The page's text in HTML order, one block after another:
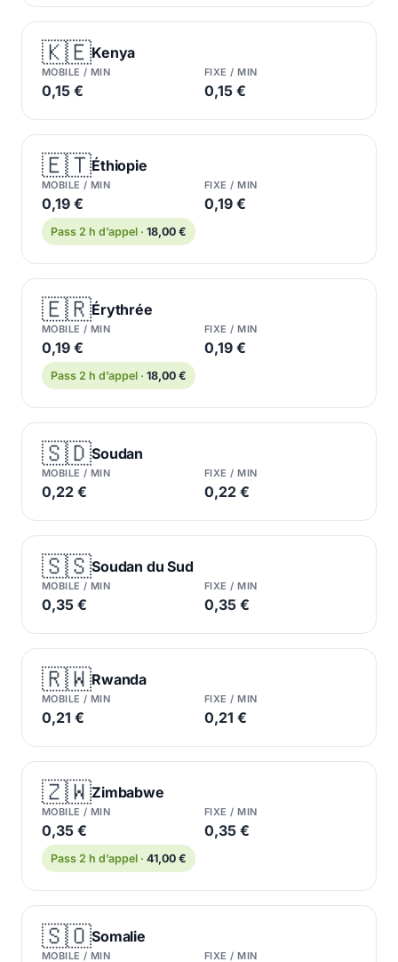
🇰🇪Kenya
MOBILE / MIN
0,15 €
FIXE / MIN
0,15 €
🇪🇹Éthiopie
MOBILE / MIN
0,19 €
FIXE / MIN
0,19 €
Pass 2 h d’appel · 18,00 €
🇪🇷Érythrée
MOBILE / MIN
0,19 €
FIXE / MIN
0,19 €
Pass 2 h d’appel · 18,00 €
🇸🇩Soudan
MOBILE / MIN
0,22 €
FIXE / MIN
0,22 €
🇸🇸Soudan du Sud
MOBILE / MIN
0,35 €
FIXE / MIN
0,35 €
🇷🇼Rwanda
MOBILE / MIN
0,21 €
FIXE / MIN
0,21 €
🇿🇼Zimbabwe
MOBILE / MIN
0,35 €
FIXE / MIN
0,35 €
Pass 2 h d’appel · 41,00 €
🇸🇴Somalie
MOBILE / MIN FIXE / MIN